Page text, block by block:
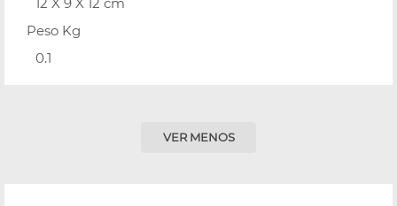
Peso Kg
0.1
VER MENOS